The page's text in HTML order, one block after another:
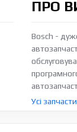
ПРО
Bosch -
Усі